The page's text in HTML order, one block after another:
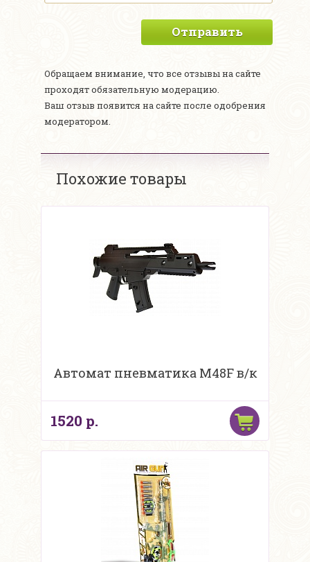
Отправить
Обращаем внимание, что все отзывы на сайте
проходят обязательную модерацию.
Ваш отзыв появится на сайте после одобрения
модератором.
Похожие товары
Автомат пневматика M48F в/к
1520 р.